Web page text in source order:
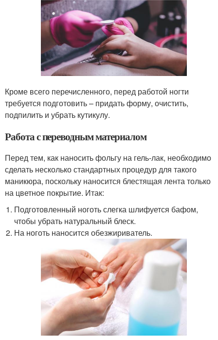
Кроме всего перечисленного, перед работой ногти
требуется подготовить – придать форму, очистить,
подпилить и убрать кутикулу.
Работа с переводным материалом
Перед тем, как наносить фольгу на гель-лак, необходимо
сделать несколько стандартных процедур для такого
маникюра, поскольку наносится блестящая лента только
на цветное покрытие. Итак:
Подготовленный ноготь слегка шлифуется бафом,
чтобы убрать натуральный блеск.
На ноготь наносится обезжириватель.